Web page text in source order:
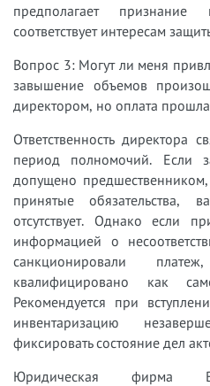
предполагает
соответствует интересам
Вопрос 3: Могут ли меня
завышение объемов
директором, но оплата
Ответственность директора
период полномочий. Если
допущено
принятые
отсутствует. Однако если
информацией о
санкционировали
квалифицировано как
Рекомендуется при
инвентаризацию
фиксировать состояние дел
Юридическая фирма